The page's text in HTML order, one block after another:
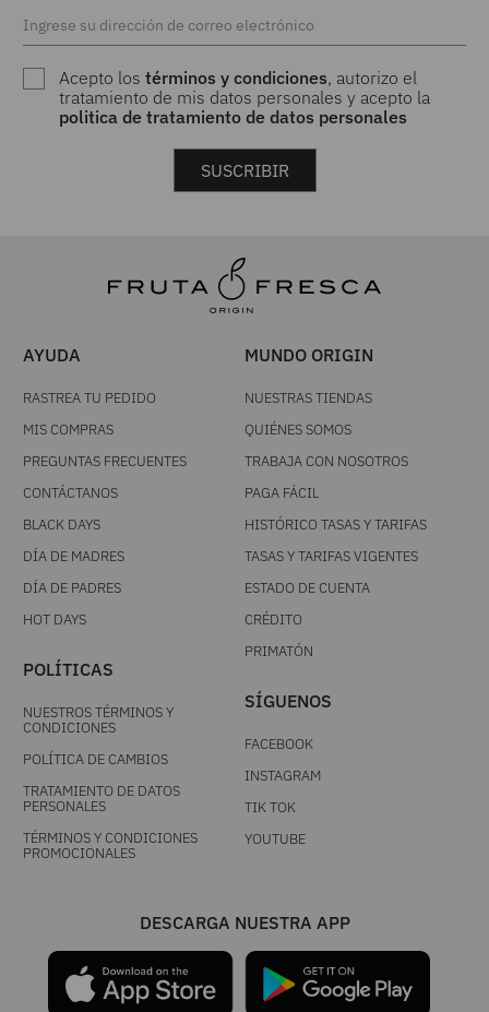
Acepto lostérminos y condiciones, autorizo el
tratamiento de mis datos personales y acepto la
politica de tratamiento de datos personales
SUSCRIBIR
AYUDA
RASTREA TU PEDIDO
MIS COMPRAS
PREGUNTAS FRECUENTES
CONTÁCTANOS
BLACK DAYS
DÍA DE MADRES
DÍA DE PADRES
HOT DAYS
POLÍTICAS
NUESTROS TÉRMINOS Y
CONDICIONES
POLÍTICA DE CAMBIOS
TRATAMIENTO DE DATOS
PERSONALES
TÉRMINOS Y CONDICIONES
PROMOCIONALES
MUNDO ORIGIN
NUESTRAS TIENDAS
QUIÉNES SOMOS
TRABAJA CON NOSOTROS
PAGA FÁCIL
HISTÓRICO TASAS Y TARIFAS
TASAS Y TARIFAS VIGENTES
ESTADO DE CUENTA
CRÉDITO
PRIMATÓN
SÍGUENOS
FACEBOOK
INSTAGRAM
TIK TOK
YOUTUBE
DESCARGA NUESTRA APP